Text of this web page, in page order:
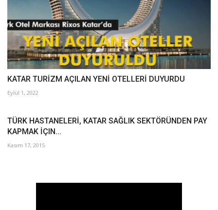
KATAR TURİZM AÇILAN YENİ OTELLERİ DUYURDU
Eylül 1, 2022
TÜRK HASTANELERİ, KATAR SAĞLIK SEKTÖRÜNDEN PAY
KAPMAK İÇIN...
Kasım 17, 2015